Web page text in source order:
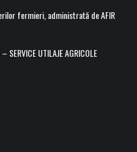
fermieri, administrată de AFIR
SERVICE UTILAJE AGRICOLE